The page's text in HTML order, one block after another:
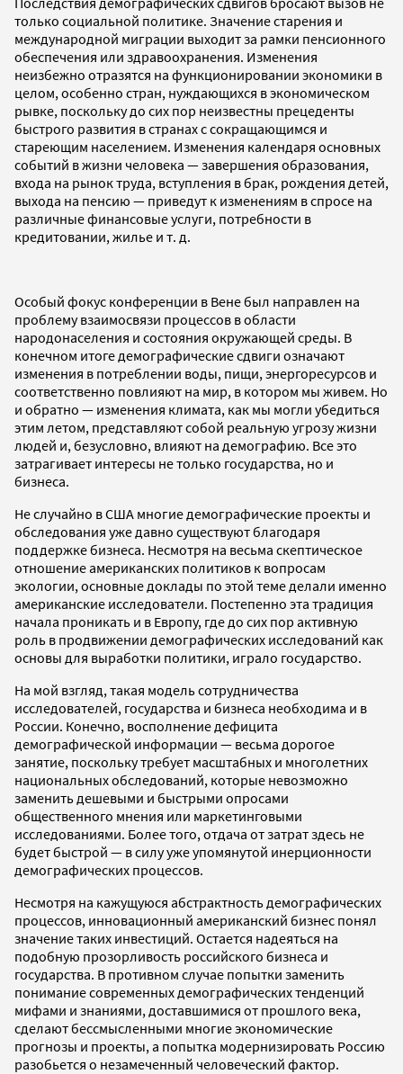
только социальной политике. Значение старения и
международной миграции выходит за рамки пенсионного
обеспечения или здравоохранения. Изменения
неизбежно отразятся на функционировании экономики в
целом, особенно стран, нуждающихся в экономическом
рывке, поскольку до сих пор неизвестны прецеденты
быстрого развития в странах с сокращающимся и
стареющим населением. Изменения календаря основных
событий в жизни человека — завершения образования,
входа на рынок труда, вступления в брак, рождения детей,
выхода на пенсию — приведут к изменениям в спросе на
различные финансовые услуги, потребности в
кредитовании, жилье и т. д.
Особый фокус конференции в Вене был направлен на
проблему взаимосвязи процессов в области
народонаселения и состояния окружающей среды. В
конечном итоге демографические сдвиги означают
изменения в потреблении воды, пищи, энергоресурсов и
соответственно повлияют на мир, в котором мы живем. Но
и обратно — изменения климата, как мы могли убедиться
этим летом, представляют собой реальную угрозу жизни
людей и, безусловно, влияют на демографию. Все это
затрагивает интересы не только государства, но и
бизнеса.
Не случайно в США многие демографические проекты и
обследования уже давно существуют благодаря
поддержке бизнеса. Несмотря на весьма скептическое
отношение американских политиков к вопросам
экологии, основные доклады по этой теме делали именно
американские исследователи. Постепенно эта традиция
начала проникать и в Европу, где до сих пор активную
роль в продвижении демографических исследований как
основы для выработки политики, играло государство.
На мой взгляд, такая модель сотрудничества
исследователей, государства и бизнеса необходима и в
России. Конечно, восполнение дефицита
демографической информации — весьма дорогое
занятие, поскольку требует масштабных и многолетних
национальных обследований, которые невозможно
заменить дешевыми и быстрыми опросами
общественного мнения или маркетинговыми
исследованиями. Более того, отдача от затрат здесь не
будет быстрой — в силу уже упомянутой инерционности
демографических процессов.
Несмотря на кажущуюся абстрактность демографических
процессов, инновационный американский бизнес понял
значение таких инвестиций. Остается надеяться на
подобную прозорливость российского бизнеса и
государства. В противном случае попытки заменить
понимание современных демографических тенденций
мифами и знаниями, доставшимися от прошлого века,
сделают бессмысленными многие экономические
прогнозы и проекты, а попытка модернизировать Россию
разобьется о незамеченный человеческий фактор.